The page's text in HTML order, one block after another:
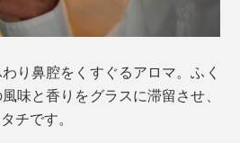
り鼻腔をくすぐるアロマ。ふく
味と香りをグラスに滞留させ、
チです。